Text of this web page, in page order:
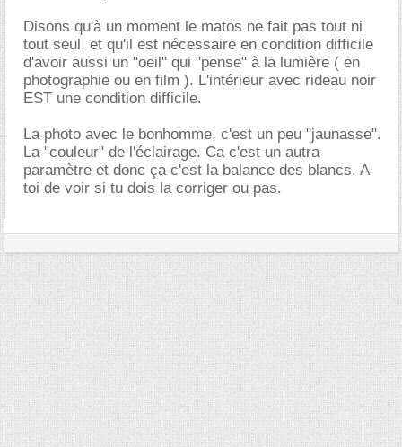
Disons qu'à un moment le matos ne fait pas tout ni
tout seul, et qu'il est nécessaire en condition difficile
d'avoir aussi un "oeil" qui "pense" à la lumière ( en
photographie ou en film ). L'intérieur avec rideau noir
EST une condition difficile.
La photo avec le bonhomme, c'est un peu "jaunasse".
La "couleur" de l'éclairage. Ca c'est un autra
paramètre et donc ça c'est la balance des blancs. A
toi de voir si tu dois la corriger ou pas.